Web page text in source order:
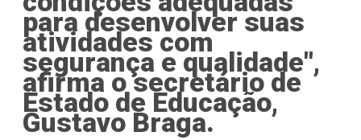
para desenvolver suas
atividades com
segurança e qualidade",
afirma o secretário de
Estado de Educação,
Gustavo Braga.